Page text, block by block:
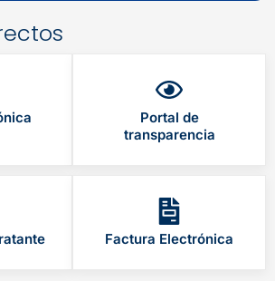
Portal de
transparencia
Factura Electrónica